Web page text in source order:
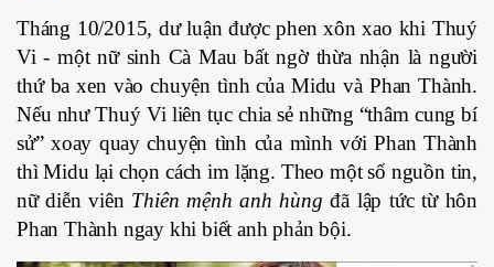
Tháng 10/2015, dư luận được phen xôn xao khi Thuý
Vi - một nữ sinh Cà Mau bất ngờ thừa nhận là người
thứ ba xen vào chuyện tình của Midu và Phan Thành.
Nếu như Thuý Vi liên tục chia sẻ những “thâm cung bí
sử” xoay quay chuyện tình của mình với Phan Thành
thì Midu lại chọn cách im lặng. Theo một số nguồn tin,
nữ diễn viên Thiên mệnh anh hùng đã lập tức từ hôn
Phan Thành ngay khi biết anh phản bội.